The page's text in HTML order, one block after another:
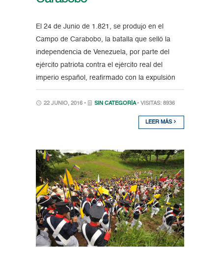
El 24 de Junio de 1.821, se produjo en el
Campo de Carabobo, la batalla que selló la
independencia de Venezuela, por parte del
ejército patriota contra el ejército real del
imperio español, reafirmado con la expulsión
22 JUNIO, 2016 • SIN CATEGORÍA • VISITAS: 8936
LEER MÁS